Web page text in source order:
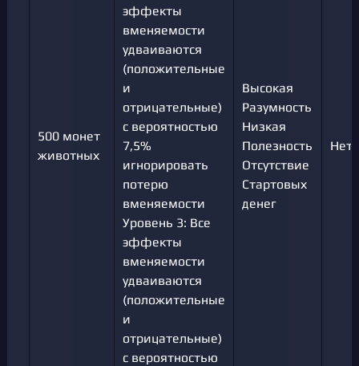
500 монет
животных
эффекты
вменяемости
удваиваются
(положительные
и
отрицательные)
с вероятностью
7,5%
игнорировать
потерю
вменяемости
Уровень 3: Все
эффекты
вменяемости
удваиваются
(положительные
и
отрицательные)
с вероятностью
Высокая
Разумность
Низкая
Полезность
Отсутствие
Стартовых
денег
Нет